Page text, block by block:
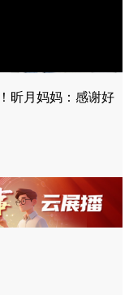
昕月妈妈：感谢好